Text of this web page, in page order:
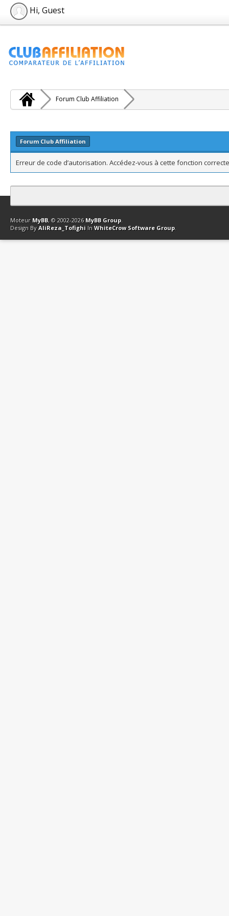
Hi, Guest
Forum Club Affiliation
Forum Club Affiliation
Erreur de code d’autorisation. Accédez-vous à cette fonction
Contact Club Affiliation Retourner en haut Version bas-débit
Moteur MyBB, © 2002-2026 MyBB Group.
Design By AliReza_Tofighi In WhiteCrow Software Group.